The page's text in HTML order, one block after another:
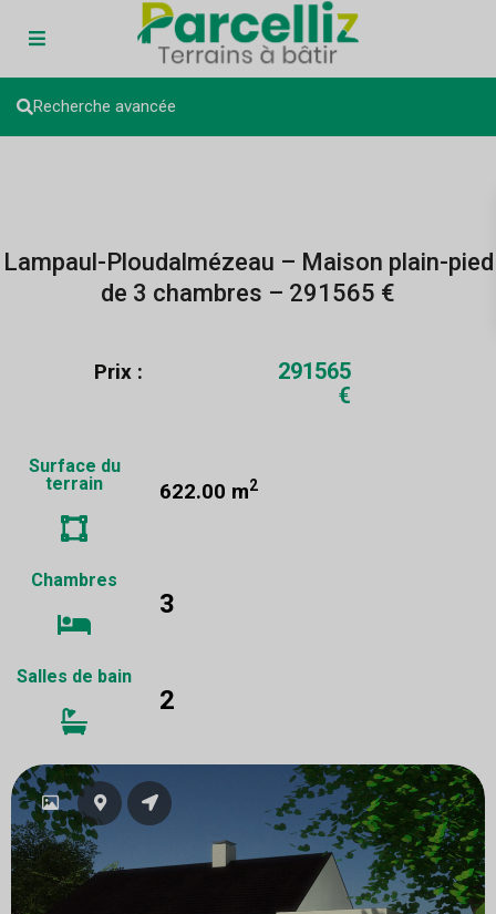
Recherche avancée
Lampaul-Ploudalmézeau – Maison plain-pied
de 3 chambres – 291565 €
Prix :
291565
€
Surface du
terrain
622.00 m2
Chambres
3
Salles de bain
2